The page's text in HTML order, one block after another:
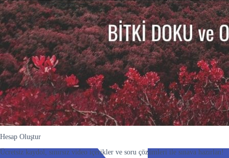
Hesap Oluştur
Ücretsiz kaydol, sınırsız video içerikler ve soru çözümleri ile sınava hazırlan!